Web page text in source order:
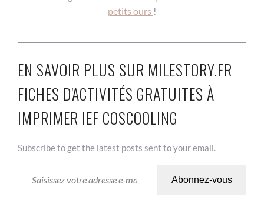
petits ours !
EN SAVOIR PLUS SUR MILESTORY.FR
FICHES D'ACTIVITÉS GRATUITES À
IMPRIMER IEF COSCOOLING
Subscribe to get the latest posts sent to your email.
SAISISSEZ VOTRE ADRESSE E-MAIL…
Abonnez-vous